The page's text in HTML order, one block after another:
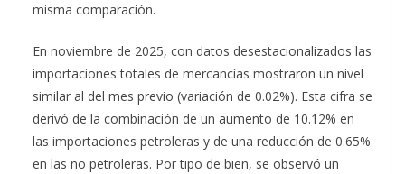
misma comparación.
En noviembre de 2025, con datos desestacionalizados las
importaciones totales de mercancías mostraron un nivel
similar al del mes previo (variación de 0.02%). Esta cifra se
derivó de la combinación de un aumento de 10.12% en
las importaciones petroleras y de una reducción de 0.65%
en las no petroleras. Por tipo de bien, se observó un